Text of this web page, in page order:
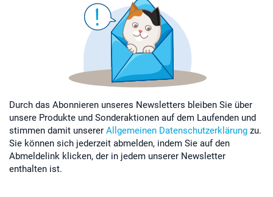
Durch das Abonnieren unseres Newsletters bleiben Sie über
unsere Produkte und Sonderaktionen auf dem Laufenden und
stimmen damit unserer Allgemeinen Datenschutzerklärung zu.
Sie können sich jederzeit abmelden, indem Sie auf den
Abmeldelink klicken, der in jedem unserer Newsletter
enthalten ist.